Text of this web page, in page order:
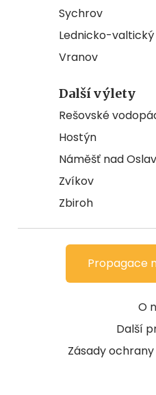
Sychrov
Lednicko-
Vranov
Další výlety
Rešovské
Hostýn
Náměšť nad
Zvíkov
Zbiroh
O
Další
Zásady
Propagace